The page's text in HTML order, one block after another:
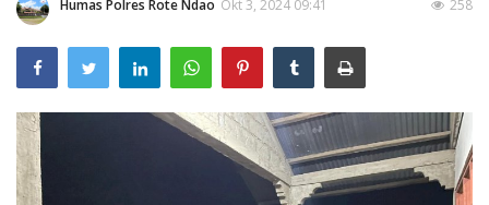
Lantas
Giat Ops
Binmas
Humas Polres Rote Ndao Okt 3, 2024 09:41 258